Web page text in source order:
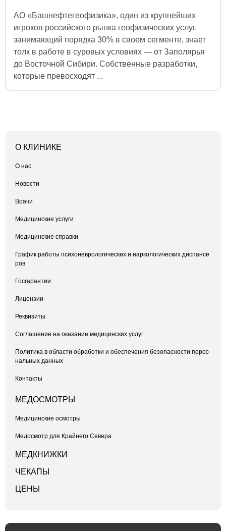
АО «Башнефтегеофизика», один из крупнейших
игроков российского рынка геофизических услуг,
занимающий порядка 30% в своем сегменте, знает
толк в работе в суровых условиях — от Заполярья
до Восточной Сибири. Собственные разработки,
которые превосходят ...
О КЛИНИКЕ
О нас
Новости
Врачи
Медицинские услуги
Медицинские справки
График работы психоневрологических и наркологических диспансе
ров
Госгарантии
Лицензии
Реквизиты
Соглашение на оказание медицинских услуг
Политика в области обработки и обеспечения безопасности персо
нальных данных
Контакты
МЕДОСМОТРЫ
Медицинские осмотры
Медосмотр для Крайнего Севера
МЕДКНИЖКИ
ЧЕКАПЫ
ЦЕНЫ